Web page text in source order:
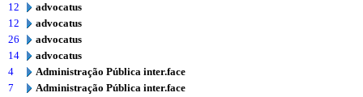
12
advocatus
12
advocatus
26
advocatus
14
advocatus
4
Administração Pública inter.face
7
Administração Pública inter.face